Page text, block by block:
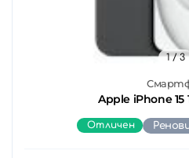
Apple iPhone 15
1/ 3
Отличен